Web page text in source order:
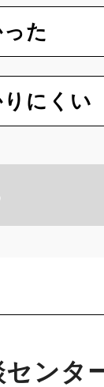
た
にくい
センタ